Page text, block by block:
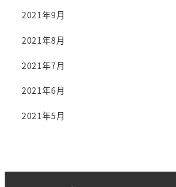
2021年9月
2021年8月
2021年7月
2021年6月
2021年5月